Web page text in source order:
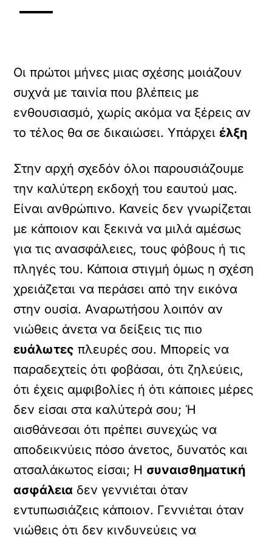
Οι πρώτοι μήνες μιας σχέσης μοιάζουν
συχνά με ταινία που βλέπεις με
ενθουσιασμό, χωρίς ακόμα να ξέρεις αν
το τέλος θα σε δικαιώσει. Υπάρχειέλξη
Στην αρχή σχεδόν όλοι παρουσιάζουμε
την καλύτερη εκδοχή του εαυτού μας.
Είναι ανθρώπινο. Κανείς δεν γνωρίζεται
με κάποιον και ξεκινά να μιλά αμέσως
για τις ανασφάλειες, τους φόβους ή τις
πληγές του. Κάποια στιγμή όμως η σχέση
χρειάζεται να περάσει από την εικόνα
στην ουσία. Αναρωτήσου λοιπόν αν
νιώθεις άνετα να δείξεις τις πιο
ευάλωτες πλευρές σου. Μπορείς να
παραδεχτείς ότι φοβάσαι, ότι ζηλεύεις,
ότι έχεις αμφιβολίες ή ότι κάποιες μέρες
δεν είσαι στα καλύτερά σου; Ή
αισθάνεσαι ότι πρέπει συνεχώς να
αποδεικνύεις πόσο άνετος, δυνατός και
ατσαλάκωτος είσαι; Η συναισθηματική
ασφάλεια δεν γεννιέται όταν
εντυπωσιάζεις κάποιον. Γεννιέται όταν
νιώθεις ότι δεν κινδυνεύεις να